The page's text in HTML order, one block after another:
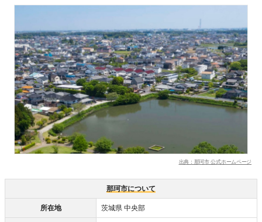
出典：那珂市 公式ホームページ
那珂市について
所在地 茨城県 中央部